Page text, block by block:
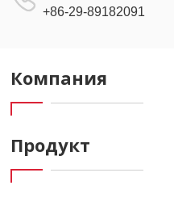
+86-29-89182091
Компания
Продукт